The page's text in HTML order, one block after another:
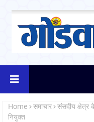
Home समाचार संसदीय क्षेत्र
नियुक्त